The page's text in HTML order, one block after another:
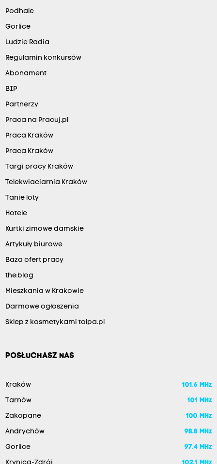
Podhale
Gorlice
Ludzie Radia
Regulamin konkursów
Abonament
BIP
Partnerzy
Praca na Pracuj.pl
Praca Kraków
Praca Kraków
Targi pracy Kraków
Telekwiaciarnia Kraków
Tanie loty
Hotele
Kurtki zimowe damskie
Artykuły biurowe
Baza ofert pracy
the:blog
Mieszkania w Krakowie
Darmowe ogłoszenia
Sklep z kosmetykami tolpa.pl
POSŁUCHASZ NAS
Kraków 101.6 MHz
Tarnów 101 MHz
Zakopane 100 MHz
Andrychów 98.8 MHz
Gorlice 97.4 MHz